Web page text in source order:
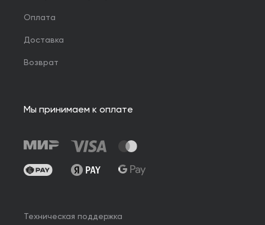
Оплата
Доставка
Возврат
Мы принимаем к оплате
Техническая поддержка